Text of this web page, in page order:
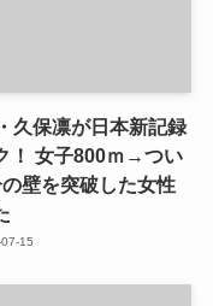
久保凛が日本新記録
！ 女子800ｍ→つい
壁を突破した女性
15